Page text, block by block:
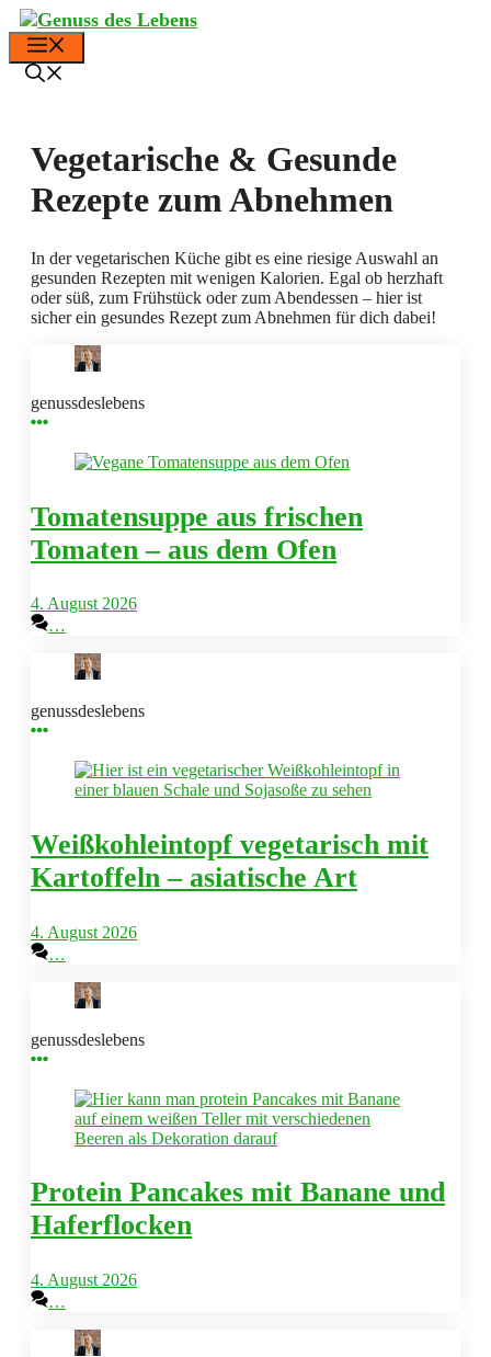
Zum
Inhalt
springen
Vegetarische & Gesunde
Rezepte zum Abnehmen
In der vegetarischen Küche gibt es eine riesige Auswahl an
gesunden Rezepten mit wenigen Kalorien. Egal ob herzhaft
oder süß, zum Frühstück oder zum Abendessen – hier ist
sicher ein gesundes Rezept zum Abnehmen für dich dabei!
genussdeslebens
Tomatensuppe aus frischen
Tomaten – aus dem Ofen
4. August 2026
…
genussdeslebens
Weißkohleintopf vegetarisch mit
Kartoffeln – asiatische Art
4. August 2026
…
genussdeslebens
Protein Pancakes mit Banane und
Haferflocken
4. August 2026
…